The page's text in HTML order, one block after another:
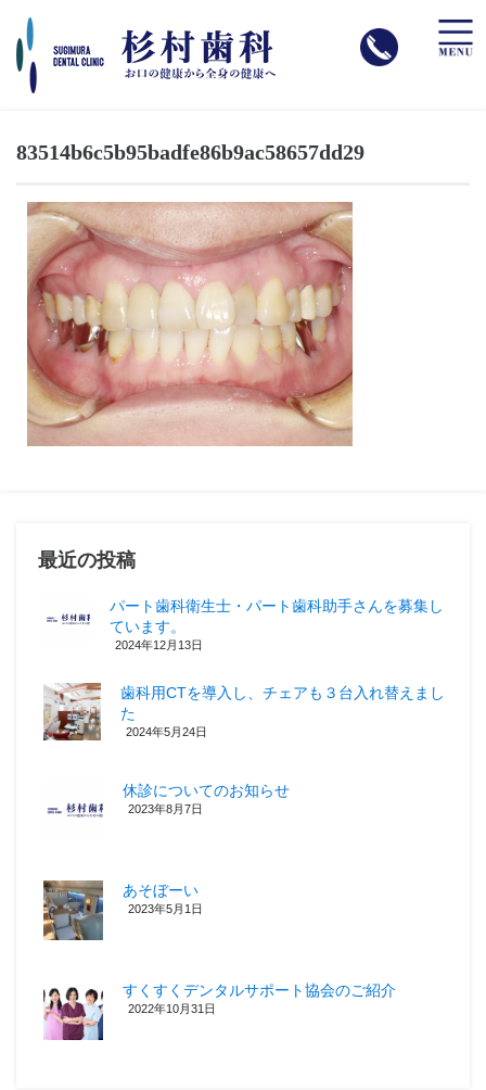
toggle
83514b6c5b95badfe86b9ac58657dd29
最近の投稿
パート歯科衛生士・パート歯科助手さんを募集し
ています。
2024年12月13日
歯科用CTを導入し、チェアも３台入れ替えまし
た
2024年5月24日
休診についてのお知らせ
2023年8月7日
あそぼーい
2023年5月1日
すくすくデンタルサポート協会のご紹介
2022年10月31日